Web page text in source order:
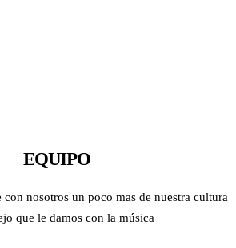
EQUIPO
nosotros un poco mas de nuestra cultura
que le damos con la música